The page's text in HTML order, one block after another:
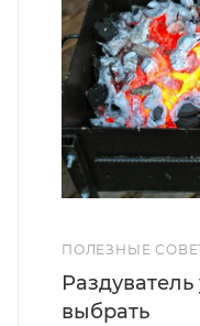
ПОЛЕЗНЫЕ
выбрать